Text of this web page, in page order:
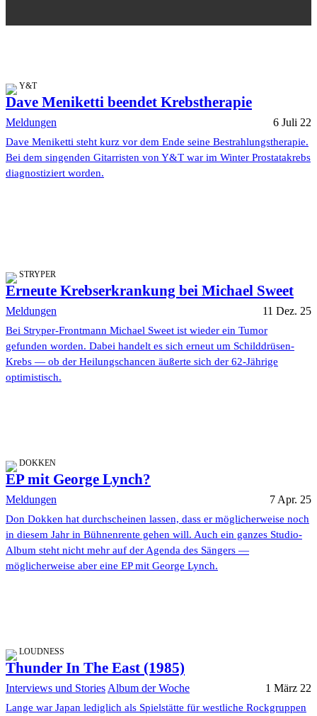
Y&T
Dave Meniketti beendet Krebstherapie
Meldungen 6 Juli 22
Dave Meniketti steht kurz vor dem Ende seine Bestrahlungstherapie.
Bei dem singenden Gitarristen von Y&T war im Winter Prostatakrebs
diagnostiziert worden.
STRYPER
Erneute Krebserkrankung bei Michael Sweet
Meldungen 11 Dez. 25
Bei Stryper-Frontmann Michael Sweet ist wieder ein Tumor
gefunden worden. Dabei handelt es sich erneut um Schilddrüsen-
Krebs — ob der Heilungschancen äußerte sich der 62-Jährige
optimistisch.
DOKKEN
EP mit George Lynch?
Meldungen 7 Apr. 25
Don Dokken hat durchscheinen lassen, dass er möglicherweise noch
in diesem Jahr in Bühnenrente gehen will. Auch ein ganzes Studio-
Album steht nicht mehr auf der Agenda des Sängers —
möglicherweise aber eine EP mit George Lynch.
LOUDNESS
Thunder In The East (1985)
Interviews und StoriesAlbum der Woche 1 März 22
Lange war Japan lediglich als Spielstätte für westliche Rockgruppen